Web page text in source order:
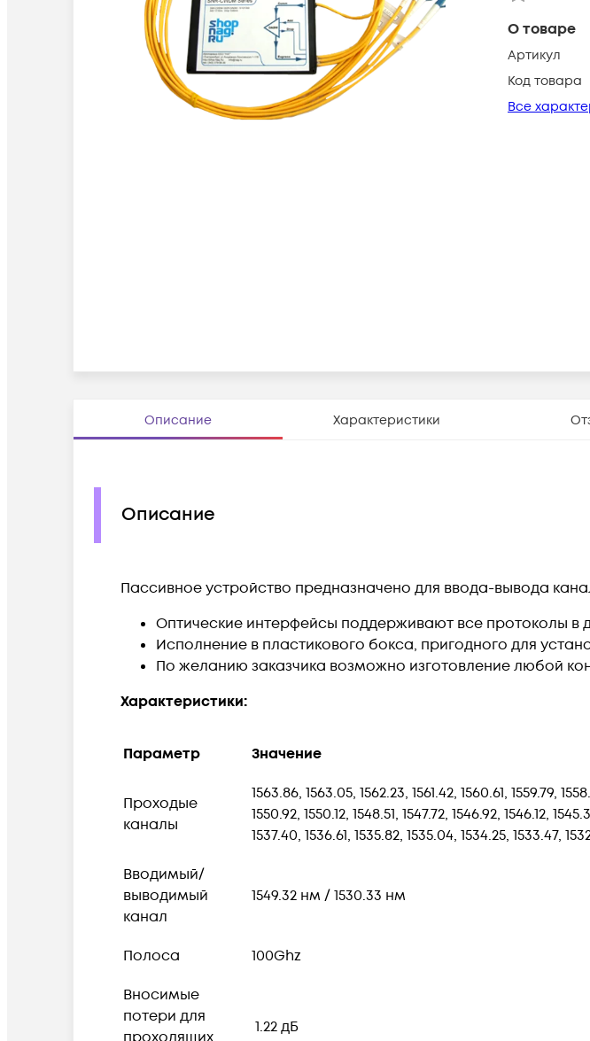
О товаре
Артикул
Код товара
Все
Описание Характеристики
Описание
Пассивное устройство предназначено для ввода-вывода
Оптические интерфейсы поддерживают все протоколы в
Исполнение в пластикового бокса, пригодного для
По желанию заказчика возможно изготовление любой
Характеристики:
Параметр Значение
Проходые
каналы
1563.86, 1563.05, 1562.23, 1561.42, 1560.61, 1559.79,
1550.92, 1550.12, 1548.51, 1547.72, 1546.92, 1546.12,
1537.40, 1536.61, 1535.82, 1535.04, 1534.25, 1533.47,
Вводимый/
выводимый
канал
1549.32 нм / 1530.33 нм
Полоса
100Ghz
Вносимые
потери для
1.22 дБ